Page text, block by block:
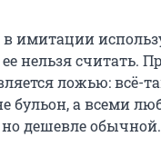
имитации
нельзя считать.
ложью: всё-
бульон, а всеми
дешевле обычной.